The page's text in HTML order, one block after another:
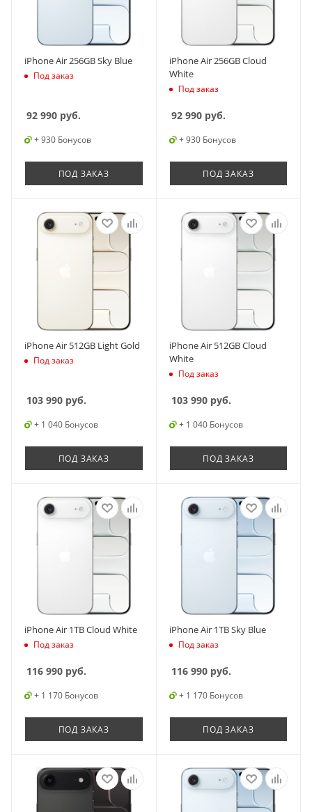
iPhone Air 256GB Sky Blue
Под заказ
92 990 руб.
+ 930 Бонусов
ПОД ЗАКАЗ
iPhone Air 256GB Cloud
White
Под заказ
92 990руб.
+ 930 Бонусов
ПОД ЗАКАЗ
iPhone Air 512GB Light Gold
Под заказ
103 990 руб.
+ 1 040 Бонусов
ПОД ЗАКАЗ
iPhone Air 512GB Cloud
White
Под заказ
103 990руб.
+ 1 040 Бонусов
ПОД ЗАКАЗ
iPhone Air 1TB Cloud White
Под заказ
116 990 руб.
+ 1 170 Бонусов
ПОД ЗАКАЗ
iPhone Air 1TB Sky Blue
Под заказ
116 990руб.
+ 1 170 Бонусов
ПОД ЗАКАЗ